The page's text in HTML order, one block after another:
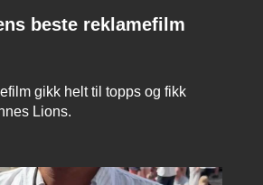
beste reklamefilm
gikk helt til topps og fikk
Lions.